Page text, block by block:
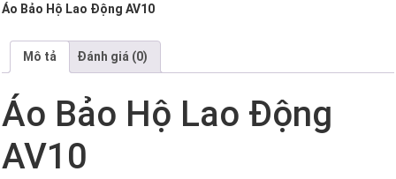
Áo Bảo Hộ Lao Động AV10
Mô tả Đánh giá (0)
Áo Bảo Hộ Lao Động
AV10